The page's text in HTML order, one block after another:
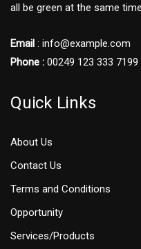
all be green at the same
Email : info@example.com
Phone : 00249 123 333 7199
Quick Links
About Us
Contact Us
Terms and Conditions
Opportunity
Services/Products